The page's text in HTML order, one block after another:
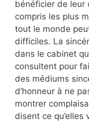
bénéficier de leur
compris les plus
tout le monde
difficiles. La
dans le cabinet
consultent pour
des médiums
d’honneur à ne
montrer
disent ce